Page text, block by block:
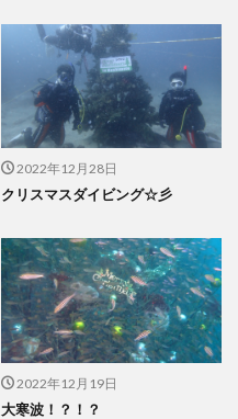
2022年12月28日
クリスマスダイビング☆彡
2022年12月19日
大寒波！？！？